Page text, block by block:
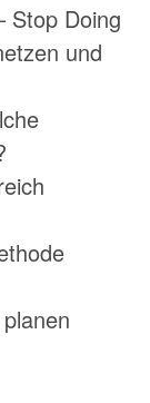
Stop Doing
und